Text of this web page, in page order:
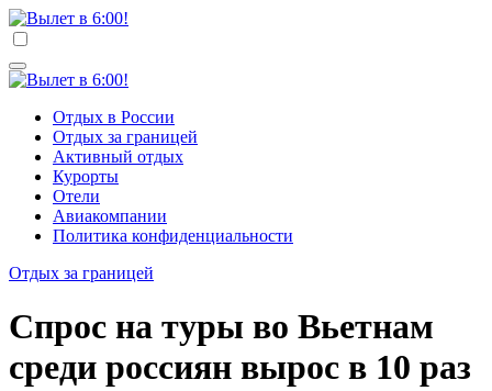
Перейти
к
Генеральный директор: Чернокоз Ольга Валерьевна
Учредитель ООО "Клуб регионов", ИНН 6685155934
Генеральный директор: Чернокоз Ольга Валерьевна
info@gosrf.ru +7 (495) 920-51-49
Отдых в России
Отдых за границей
Активный отдых
Курорты
Отели
Авиакомпании
Политика конфиденциальности
Отдых за границей
Спрос на туры во Вьетнам
среди россиян вырос в 10 раз